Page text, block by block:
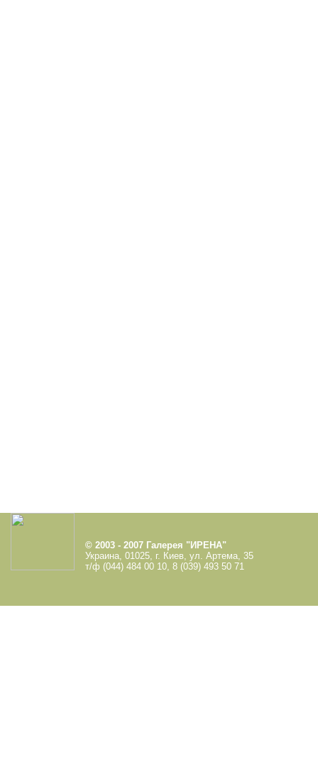
© 2003 - 2007 Галерея "ИРЕНА"
Украина, 01025, г. Киев, ул. Артема, 35
т/ф (044) 484 00 10, 8 (039) 493 50 71